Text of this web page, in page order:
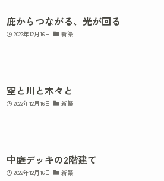
庇からつながる、光が回る
2022年12月16日 新築
空と川と木々と
2022年12月16日 新築
中庭デッキの2階建て
2022年12月16日 新築